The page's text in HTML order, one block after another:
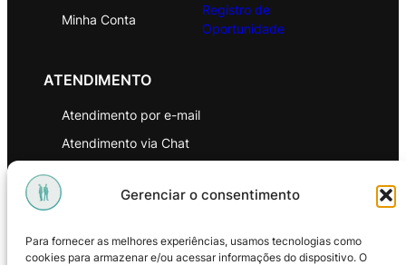
Gerenciar o consentimento
Para fornecer as melhores experiências, usamos tecnologias como
cookies para armazenar e/ou acessar informações do dispositivo. O
Minha Conta
Registro de
Oportunidade
ATENDIMENTO
Atendimento por e-mail
Atendimento via Chat
Política de Privacidade